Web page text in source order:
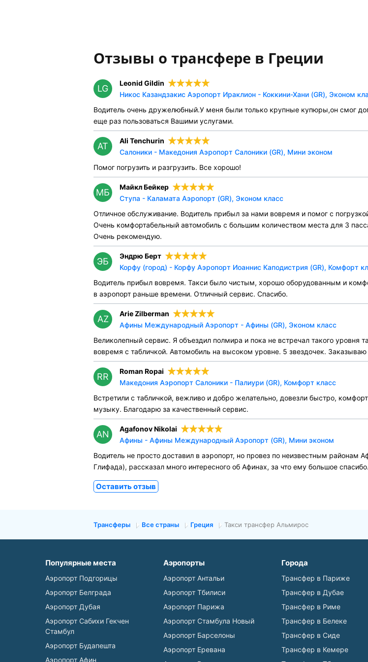
Отзывы о трансфере в Греции
LG
Leonid Gildin
Никос Казандзакис Аэропорт Ираклион - Коккини-Хани (GR), Эконом
Водитель очень дружелюбный.У меня были только крупные купюры,он смог
еще раз пользоваться Вашими услугами.
AT
Ali Tenchurin
Салоники - Македония Аэропорт Салоники (GR), Мини эконом
Помог погрузить и разгрузить. Все хорошо!
МБ
Майкл Бейкер
Ступа - Каламата Аэропорт (GR), Эконом класс
Отличное обслуживание. Водитель прибыл за нами вовремя и помог с
Очень комфортабельный автомобиль с большим количеством места для 3
Очень рекомендую.
ЭБ
Эндрю Берт
Корфу (город) - Корфу Аэропорт Иоаннис Каподистрия (GR), Комфорт
Водитель прибыл вовремя. Такси было чистым, хорошо оборудованным и
в аэропорт раньше времени. Отличный сервис. Спасибо.
AZ
Arie Zilberman
Афины Международный Аэропорт - Афины (GR), Эконом класс
Великолепный сервис. Я объездил полмира и пока не встречал такого уровня
вовремя с табличкой. Автомобиль на высоком уровне. 5 звездочек.
RR
Roman Ropai
Македония Аэропорт Салоники - Палиури (GR), Комфорт класс
Встретили с табличкой, вежливо и добро желательно, довезли быстро,
музыку. Благодарю за качественный сервис.
AN
Agafonov Nikolai
Афины - Афины Международный Аэропорт (GR), Мини эконом
Водитель не просто доставил в аэропорт, но провез по неизвестным районам
Глифада), рассказал много интересного об Афинах, за что ему большое спасибо.
Оставить отзыв
Трансферы Все страны Греция Такси трансфер Альмирос
Популярные места
Аэропорт Подгорицы
Аэропорт Белграда
Аэропорт Дубая
Аэропорт Сабихи Гекчен
Стамбул
Аэропорт Будапешта
Аэропорт Афин
Аэропорты
Аэропорт Антальи
Аэропорт Тбилиси
Аэропорт Парижа
Аэропорт Стамбула Новый
Аэропорт Барселоны
Аэропорт Еревана
Города
Трансфер в Париже
Трансфер в Дубае
Трансфер в Риме
Трансфер в Белеке
Трансфер в Сиде
Трансфер в Кемере